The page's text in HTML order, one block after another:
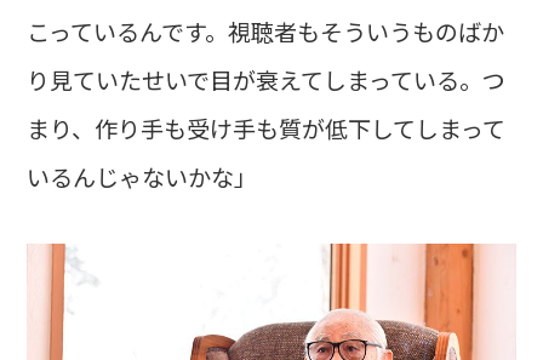
こっているんです。視聴者もそういうものばか
り見ていたせいで目が衰えてしまっている。つ
まり、作り手も受け手も質が低下してしまって
いるんじゃないかな」